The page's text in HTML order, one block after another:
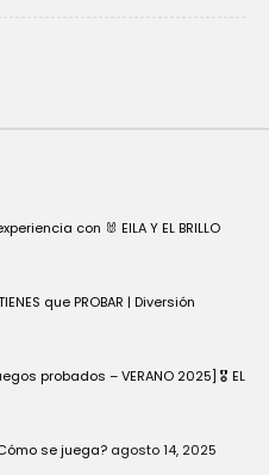
con 🐰 EILA Y EL BRILLO
que PROBAR | Diversión
probados – VERANO 2025] 🎖️ EL
se juega? agosto 14, 2025